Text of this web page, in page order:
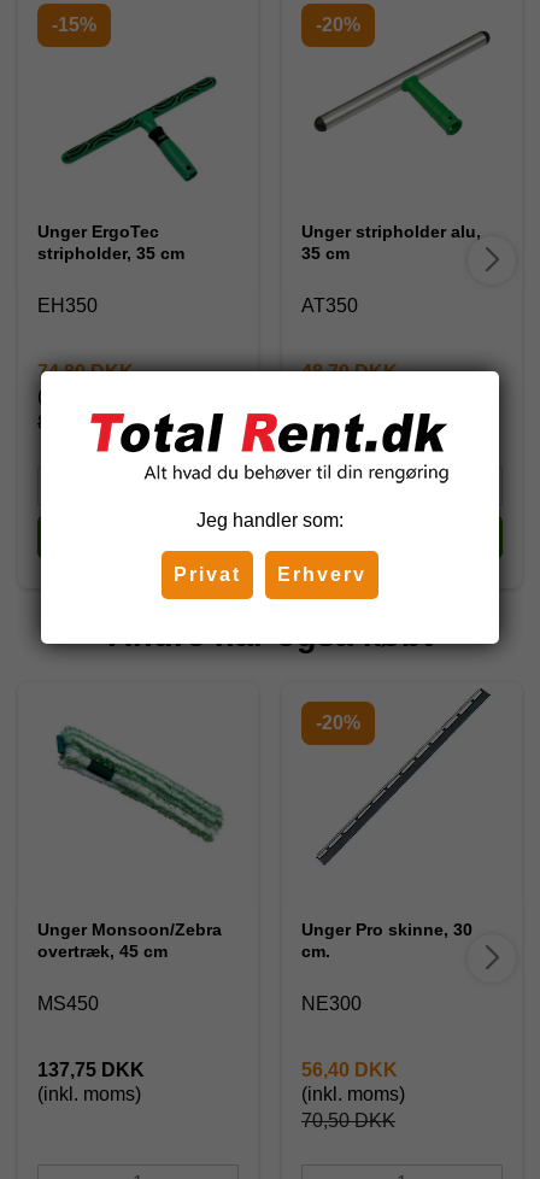
-15%
Unger ErgoTec
stripholder, 35 cm
EH350
88,00 DKK
74,80 DKK
(inkl. moms)
-20%
Unger stripholder alu,
35 cm
AT350
60,88 DKK
48,70 DKK
Andre har også købt
Unger Monsoon/Zebra
overtræk, 45 cm
MS450
137,75 DKK
(inkl. moms)
-20%
Unger Pro skinne, 30
cm.
NE300
70,50 DKK
56,40 DKK
(inkl. moms)
Jeg handler som:
Privat Erhverv